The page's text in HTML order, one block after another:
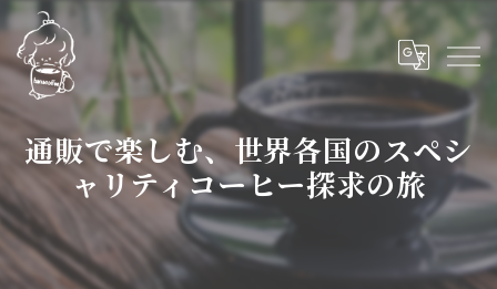
通販で楽しむ、世界各国のスペシ
ャリティコーヒー探求の旅